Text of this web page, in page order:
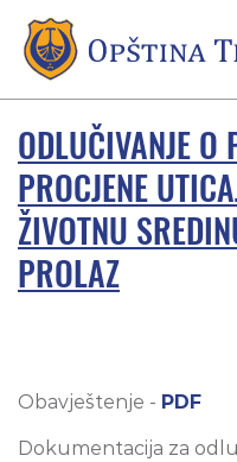
ODLUČIVANJE O
PROCJENE
ŽIVOTNU
PROLAZ
Obavještenje - PDF
Dokumentacija za